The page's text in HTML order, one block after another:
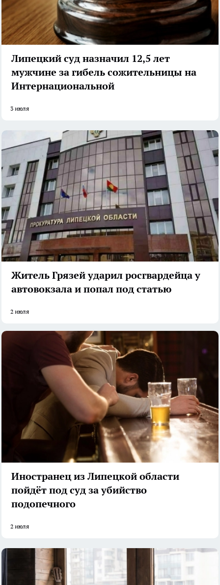
Липецкий суд назначил 12,5 лет
мужчине за гибель сожительницы на
Интернациональной
3 июля
Житель Грязей ударил росгвардейца у
автовокзала и попал под статью
2 июля
Иностранец из Липецкой области
пойдёт под суд за убийство
подопечного
2 июля